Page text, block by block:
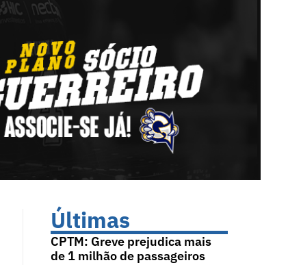
Últimas
CPTM: Greve prejudica mais
de 1 milhão de passageiros